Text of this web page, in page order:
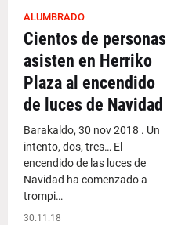
ALUMBRADO
Cientos de personas
asisten en Herriko
Plaza al encendido
de luces de Navidad
Barakaldo, 30 nov 2018 . Un
intento, dos, tres… El
encendido de las luces de
Navidad ha comenzado a
trompi…
30.11.18